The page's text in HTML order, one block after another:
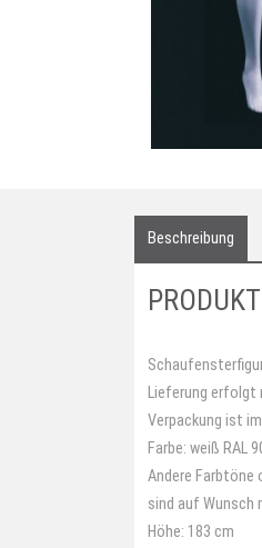
Beschreibung
Lieferung erfolgt
Verpackung ist
Farbe: weiß RAL
Andere Farbtöne
sind auf Wunsch
Höhe: 183 cm